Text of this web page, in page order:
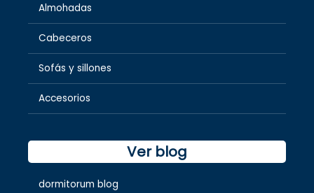
Almohadas
Cabeceros
Sofás y sillones
Accesorios
Ver blog
dormitorum blog